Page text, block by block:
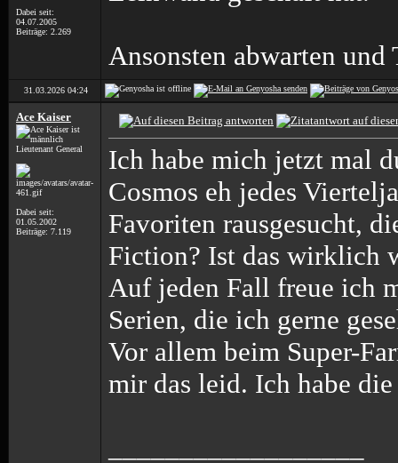
Dabei seit:
04.07.2005
Beiträge: 2.269
Ansonsten abwarten und
31.03.2026 04:24
Ace Kaiser
Lieutenant General
Dabei seit:
01.05.2002
Beiträge: 7.119
Ich habe mich jetzt mal
Cosmos eh jedes
Favoriten rausgesucht,
Fiction? Ist das wirklich
Auf jeden Fall freue ich
Serien, die ich gerne
Vor allem beim Super-
mir das leid. Ich habe